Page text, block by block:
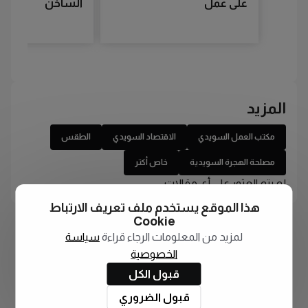
على عمل
الساخن
المزيد
مكتب العمل السويدي الاقتصاد السويدي الطقس
مصلحة الهجرة السويدية خاص أكتر
لم يتم العثور على أي مقالات
هذا الموقع يستخدم ملف تعريف الارتباط
Cookie
لمزيد من المعلومات الرجاء قراءة سياسة
الخصوصية
قبول الكل
قبول الضروري